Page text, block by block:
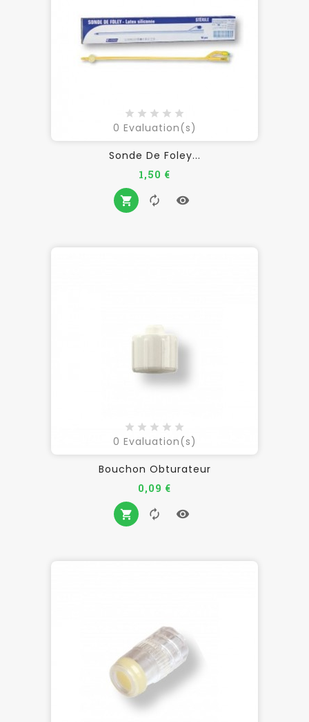
0 Evaluation(s)
Sonde De Foley...
1,50 €
0 Evaluation(s)
Bouchon Obturateur
0,09 €